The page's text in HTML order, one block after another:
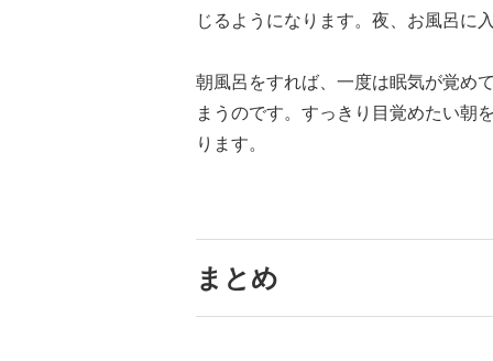
じるようになります。夜、お風呂に
朝風呂をすれば、一度は眠気が覚め
まうのです。すっきり目覚めたい朝
ります。
まとめ